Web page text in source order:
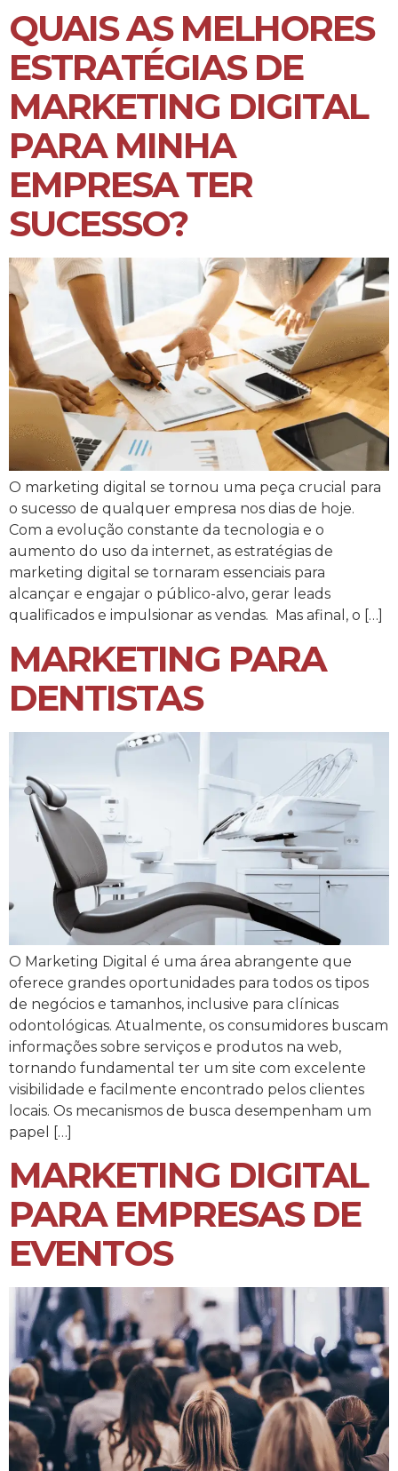
QUAIS AS MELHORES
ESTRATÉGIAS DE
MARKETING DIGITAL
PARA MINHA
EMPRESA TER
SUCESSO?
O marketing digital se tornou uma peça crucial para
o sucesso de qualquer empresa nos dias de hoje.
Com a evolução constante da tecnologia e o
aumento do uso da internet, as estratégias de
marketing digital se tornaram essenciais para
alcançar e engajar o público-alvo, gerar leads
qualificados e impulsionar as vendas. Mas afinal, o […]
MARKETING PARA
DENTISTAS
O Marketing Digital é uma área abrangente que
oferece grandes oportunidades para todos os tipos
de negócios e tamanhos, inclusive para clínicas
odontológicas. Atualmente, os consumidores buscam
informações sobre serviços e produtos na web,
tornando fundamental ter um site com excelente
visibilidade e facilmente encontrado pelos clientes
locais. Os mecanismos de busca desempenham um
papel […]
MARKETING DIGITAL
PARA EMPRESAS DE
EVENTOS